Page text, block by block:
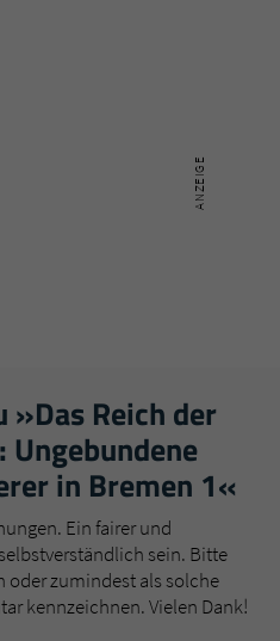
»Das Reich der
in Bremen 1«
Ein fairer und
sein. Bitte
oder zumindest als solche
kennzeichnen. Vielen Dank!